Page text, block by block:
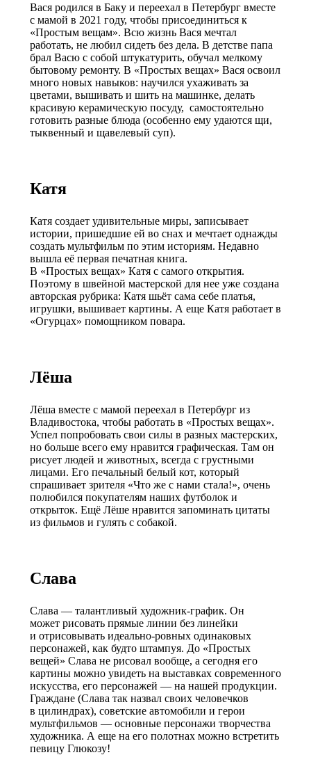
Вася родился в Баку и переехал в Петербург вместе
с мамой в 2021 году, чтобы присоединиться к
«Простым вещам». Всю жизнь Вася мечтал
работать, не любил сидеть без дела. В детстве папа
брал Васю с собой штукатурить, обучал мелкому
бытовому ремонту. В «Простых вещах» Вася освоил
много новых навыков: научился ухаживать за
цветами, вышивать и шить на машинке, делать
красивую керамическую посуду, самостоятельно
готовить разные блюда (особенно ему удаются щи,
тыквенный и щавелевый суп).
Катя
Катя создает удивительные миры, записывает
истории, пришедшие ей во снах и мечтает однажды
создать мультфильм по этим историям. Недавно
вышла её первая печатная книга.
В «Простых вещах» Катя с самого открытия.
Поэтому в швейной мастерской для нее уже создана
авторская рубрика: Катя шьёт сама себе платья,
игрушки, вышивает картины. А еще Катя работает в
«Огурцах» помощником повара.
Лёша
Лёша вместе с мамой переехал в Петербург из
Владивостока, чтобы работать в «Простых вещах».
Успел попробовать свои силы в разных мастерских,
но больше всего ему нравится графическая. Там он
рисует людей и животных, всегда с грустными
лицами. Его печальный белый кот, который
спрашивает зрителя «Что же с нами стала!», очень
полюбился покупателям наших футболок и
открыток. Ещё Лёше нравится запоминать цитаты
из фильмов и гулять с собакой.
Слава
Слава — талантливый художник-график. Он
может рисовать прямые линии без линейки
и отрисовывать идеально-ровных одинаковых
персонажей, как будто штампуя. До «Простых
вещей» Слава не рисовал вообще, а сегодня его
картины можно увидеть на выставках современного
искусства, его персонажей — на нашей продукции.
Граждане (Слава так назвал своих человечков
в цилиндрах), советские автомобили и герои
мультфильмов — основные персонажи творчества
художника. А еще на его полотнах можно встретить
певицу Глюкозу!